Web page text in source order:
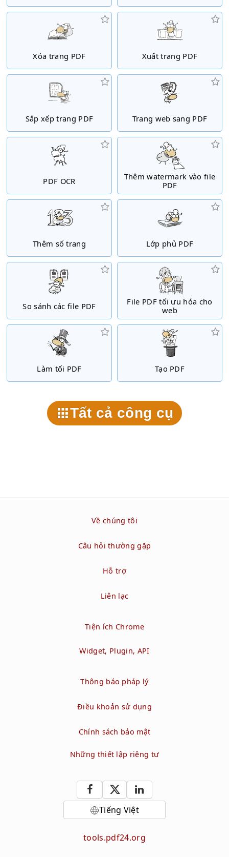
Xóa trang PDF Xuất trang PDF
Sắp xếp trang PDF Trang web sang PDF
PDF OCR
Thêm watermark vào file
PDF
Thêm số trang Lớp phủ PDF
So sánh các file PDF
File PDF tối ưu hóa cho
web
Làm tối PDF Tạo PDF
Tất cả công cụ
Về chúng tôi
Câu hỏi thường gặp
Hỗ trợ
Liên lạc
Tiện ích Chrome
Widget, Plugin, API
Thông báo pháp lý
Điều khoản sử dụng
Chính sách bảo mật
Những thiết lập riêng tư
Tiếng Việt
tools.pdf24.org